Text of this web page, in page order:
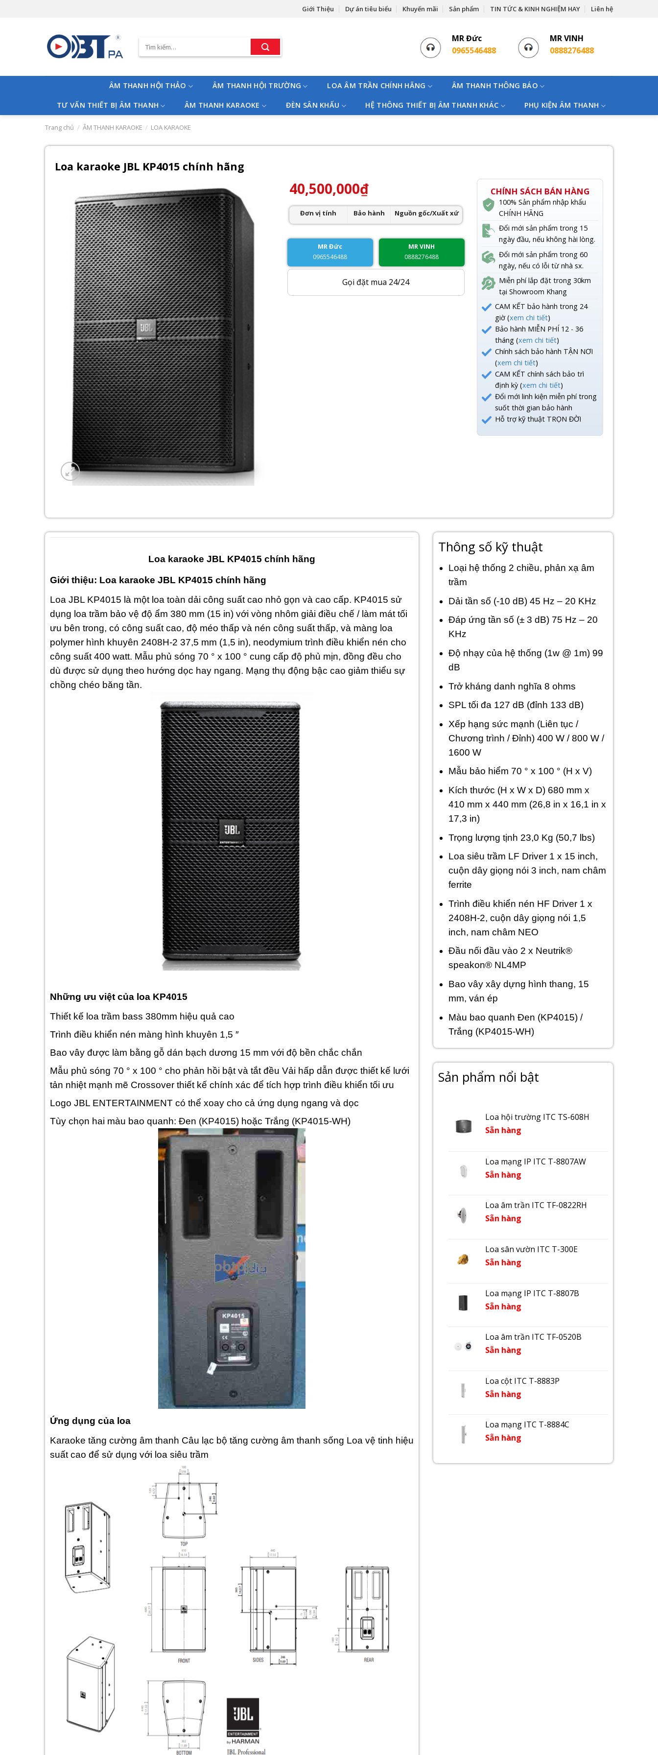
Giới Thiệu Dự án tiêu biểu Khuyến mãi Sản phẩm TIN TỨC & KINH NGHIỆM HAY Liên hệ
Tìm
kiếm:
MR Đức
0965546488
MR VINH
0888276488
ÂM THANH HỘI THẢO ÂM THANH HỘI TRƯỜNG LOA ÂM TRẦN CHÍNH HÃNG ÂM THANH THÔNG BÁO
TƯ VẤN THIẾT BỊ ÂM THANH ÂM THANH KARAOKE ĐÈN SÂN KHẤU HỆ THÔNG THIẾT BỊ ÂM THANH KHÁC PHỤ KIỆN ÂM THANH
Trang chủ / ÂM THANH KARAOKE / LOA KARAOKE
Loa karaoke JBL KP4015 chính hãng
40,500,000₫
Đơn vị tính Bảo hành Nguồn gốc/Xuất xứ
MR Đức
0965546488
MR VINH
0888276488
Gọi đặt mua 24/24
CHÍNH SÁCH BÁN HÀNG
100% Sản phẩm nhập khẩu
CHÍNH HÃNG
Đổi mới sản phẩm trong 15
ngày đầu, nếu không hài lòng.
Đổi mới sản phẩm trong 60
ngày, nếu có lỗi từ nhà sx.
Miễn phí lắp đặt trong 30km
tại Showroom Khang
CAM KẾT bảo hành trong 24
giờ (xem chi tiết)
Bảo hành MIỄN PHÍ 12 - 36
tháng (xem chi tiết)
Chính sách bảo hành TẬN NƠI
(xem chi tiết)
CAM KẾT chính sách bảo trì
định kỳ (xem chi tiết)
Đổi mới linh kiện miễn phí trong
suốt thời gian bảo hành
Hỗ trợ kỹ thuật TRỌN ĐỜI
Loa karaoke JBL KP4015 chính hãng
Giới thiệu: Loa karaoke JBL KP4015 chính hãng
Loa JBL KP4015 là một loa toàn dải công suất cao nhỏ gọn và cao cấp. KP4015 sử
dụng loa trầm bảo vệ độ ẩm 380 mm (15 in) với vòng nhôm giải điều chế / làm mát tối
ưu bên trong, có công suất cao, độ méo thấp và nén công suất thấp, và màng loa
polymer hình khuyên 2408H-2 37,5 mm (1,5 in), neodymium trình điều khiển nén cho
công suất 400 watt. Mẫu phủ sóng 70 ° x 100 ° cung cấp độ phủ mịn, đồng đều cho
dù được sử dụng theo hướng dọc hay ngang. Mạng thụ động bậc cao giảm thiểu sự
chồng chéo băng tần.
Những ưu việt của loa KP4015
Thiết kế loa trầm bass 380mm hiệu quả cao
Trình điều khiển nén màng hình khuyên 1,5 ″
Bao vây được làm bằng gỗ dán bạch dương 15 mm với độ bền chắc chắn
Mẫu phủ sóng 70 ° x 100 ° cho phản hồi bật và tắt đều Vải hấp dẫn được thiết kế lưới
tản nhiệt mạnh mẽ Crossover thiết kế chính xác để tích hợp trình điều khiển tối ưu
Logo JBL ENTERTAINMENT có thể xoay cho cả ứng dụng ngang và dọc
Tùy chọn hai màu bao quanh: Đen (KP4015) hoặc Trắng (KP4015-WH)
Ứng dụng của loa
Karaoke tăng cường âm thanh Câu lạc bộ tăng cường âm thanh sống Loa vệ tinh hiệu
suất cao để sử dụng với loa siêu trầm
Thông số kỹ thuật
Loại hệ thống 2 chiều, phản xạ âm
trầm
Dải tần số (-10 dB) 45 Hz – 20 KHz
Đáp ứng tần số (± 3 dB) 75 Hz – 20
KHz
Độ nhạy của hệ thống (1w @ 1m) 99
dB
Trở kháng danh nghĩa 8 ohms
SPL tối đa 127 dB (đỉnh 133 dB)
Xếp hạng sức mạnh (Liên tục /
Chương trình / Đỉnh) 400 W / 800 W /
1600 W
Mẫu bảo hiểm 70 ° x 100 ° (H x V)
Kích thước (H x W x D) 680 mm x
410 mm x 440 mm (26,8 in x 16,1 in x
17,3 in)
Trọng lượng tịnh 23,0 Kg (50,7 lbs)
Loa siêu trầm LF Driver 1 x 15 inch,
cuộn dây giọng nói 3 inch, nam châm
ferrite
Trình điều khiển nén HF Driver 1 x
2408H-2, cuộn dây giọng nói 1,5
inch, nam châm NEO
Đầu nối đầu vào 2 x Neutrik®
speakon® NL4MP
Bao vây xây dựng hình thang, 15
mm, ván ép
Màu bao quanh Đen (KP4015) /
Trắng (KP4015-WH)
Sản phẩm nổi bật
Loa hội trường ITC TS-608H
Sẵn hàng
Loa mạng IP ITC T-8807AW
Sẵn hàng
Loa âm trần ITC TF-0822RH
Sẵn hàng
Loa sân vườn ITC T-300E
Sẵn hàng
Loa mạng IP ITC T-8807B
Sẵn hàng
Loa âm trần ITC TF-0520B
Sẵn hàng
Loa cột ITC T-8883P
Sẵn hàng
Loa mạng ITC T-8884C
Sẵn hàng